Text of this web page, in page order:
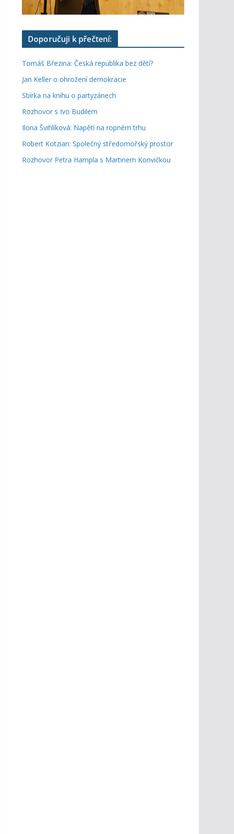
Doporučuji k přečtení:
Tomáš Březina: Česká republika bez dětí?
Jan Keller o ohrožení demokracie
Sbírka na knihu o partyzánech
Rozhovor s Ivo Budilem
Ilona Švihlíková: Napětí na ropném trhu
Robert Kotzian: Společný středomořský prostor
Rozhovor Petra Hampla s Martinem Konvičkou